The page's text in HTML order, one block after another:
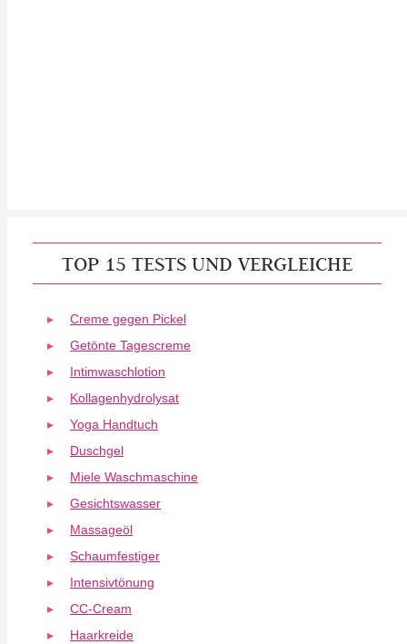
TOP 15 TESTS UND VERGLEICHE
Creme gegen Pickel
Getönte Tagescreme
Intimwaschlotion
Kollagenhydrolysat
Yoga Handtuch
Duschgel
Miele Waschmaschine
Gesichtswasser
Massageöl
Schaumfestiger
Intensivtönung
CC-Cream
Haarkreide